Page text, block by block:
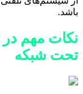
باشد.
نکات مهم در
تحت شبکه